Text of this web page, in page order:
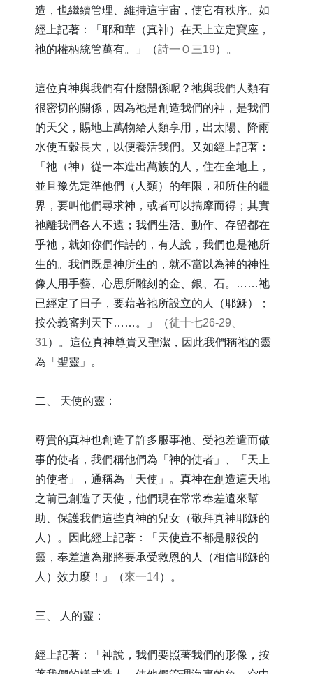
造，也繼續管理、維持這宇宙，使它有秩序。如
經上記著：「耶和華（真神）在天上立定寶座，
祂的權柄統管萬有。」（詩一Ｏ三19）。
這位真神與我們有什麼關係呢？祂與我們人類有
很密切的關係，因為祂是創造我們的神，是我們
的天父，賜地上萬物給人類享用，出太陽、降雨
水使五穀長大，以便養活我們。又如經上記著：
「祂（神）從一本造出萬族的人，住在全地上，
並且豫先定準他們（人類）的年限，和所住的疆
界，要叫他們尋求神，或者可以揣摩而得；其實
祂離我們各人不遠；我們生活、動作、存留都在
乎祂，就如你們作詩的，有人說，我們也是祂所
生的。我們既是神所生的，就不當以為神的神性
像人用手藝、心思所雕刻的金、銀、石。……祂
已經定了日子，要藉著祂所設立的人（耶穌）；
按公義審判天下……。」（徒十七26-29、
31）。這位真神尊貴又聖潔，因此我們稱祂的靈
為「聖靈」。
二、 天使的靈：
尊貴的真神也創造了許多服事祂、受祂差遣而做
事的使者，我們稱他們為「神的使者」、「天上
的使者」，通稱為「天使」。真神在創造這天地
之前已創造了天使，他們現在常常奉差遣來幫
助、保護我們這些真神的兒女（敬拜真神耶穌的
人）。因此經上記著：「天使豈不都是服役的
靈，奉差遣為那將要承受救恩的人（相信耶穌的
人）效力麼！」（來一14）。
三、 人的靈：
經上記著：「神說，我們要照著我們的形像，按